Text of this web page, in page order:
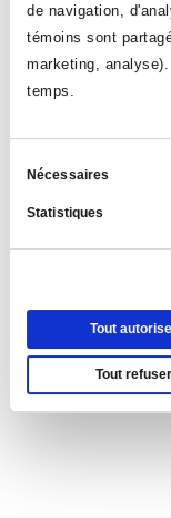
de navigation,
témoins sont
marketing,
temps.
Sélection
consentement
Nécessaires
Statistiques
Tout
Tout refuser
Lien sur le
Formulaire
* La Fondation du